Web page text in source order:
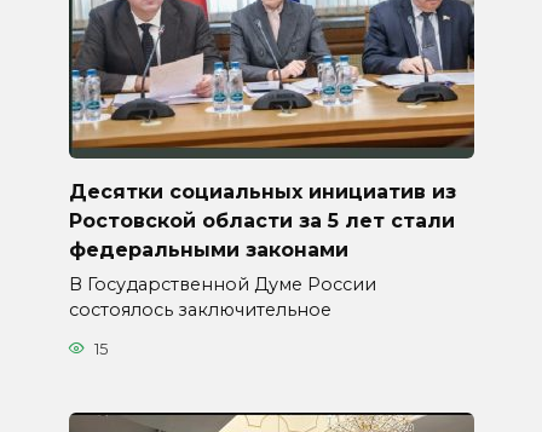
Десятки социальных инициатив из
Ростовской области за 5 лет стали
федеральными законами
В Государственной Думе России
состоялось заключительное
15